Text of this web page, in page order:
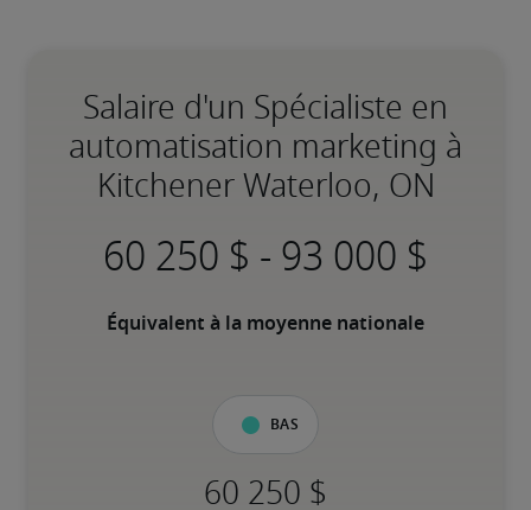
Salaire d'un Spécialiste en
automatisation marketing à
Kitchener Waterloo, ON
-
Équivalent à la moyenne nationale
Bas